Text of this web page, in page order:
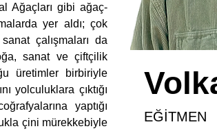
Ağaçları gibi ağaç-
yer aldı; çok
çalışmaları da
sanat ve çiftçilik
üretimler birbiriyle
yolculuklara çıktığı
yaptığı
çini mürekkebiyle
EĞİTMEN